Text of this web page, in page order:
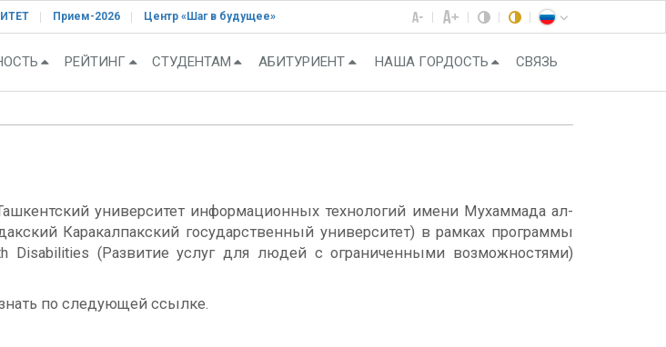
Прием-2026 Центр «Шаг в будущее»
РЕЙТИНГ СТУДЕНТАМ АБИТУРИЕНТ НАША ГОРДОСТЬ СВЯЗЬ
университет информационных технологий имени Мухаммада ал-
Каракалпакский государственный университет) в рамках программы
Disabilities (Развитие услуг для людей с ограниченными возможностями)
по следующей ссылке.